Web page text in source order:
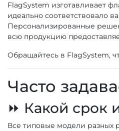
FlagSystem изготавливает
идеально соответствовало
Персонализированные
всю продукцию
Обращайтесь в FlagSystem,
Часто
⏩ Какой срок
Все типовые модели разных